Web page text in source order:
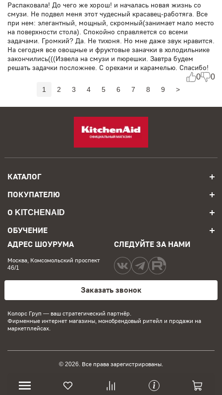
Распаковала! До чего же хорош! и началась новая жизнь со
смузи. Не подвел меня этот чудесный красавец-работяга. Все
при нем: элегантный, мощный, скромный(занимает мало место
на поверхности стола). Спокойно справляется со всеми
задачами. Громкий? Да. Не тихоня. Но мне даже звук нравится.
На сегодня все овощные и фруктовые заначки в холодильнике
закончились(((Извела на смузи и пюрешки. Завтра будем
решать задачки посложнее. С орехами и карамелью. Спасибо!
0 0
1 2 3 4 5 6 7 8 9 >
КАТАЛОГ
ПОКУПАТЕЛЮ
О KITCHENAID
ОБУЧЕНИЕ
АДРЕС ШОУРУМА
Москва, Комсомольский проспект
46/1
СЛЕДУЙТЕ ЗА НАМИ
Заказать звонок
Колорс Груп — ваш стратегический партнёр.
Фирменные интернет магазины, монобрендовый ритейл и продажи на
маркетплейсах.
© 2026. Все права зарегистрированы.